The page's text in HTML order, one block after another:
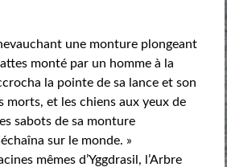
une monture plongeant
monté par un homme à la
la pointe de sa lance et son
et les chiens aux yeux de
sabots de sa monture
sur le monde. »
mêmes d’Yggdrasil, l’Arbre